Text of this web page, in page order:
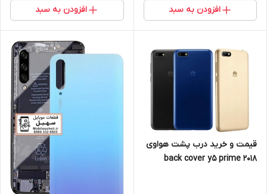
افزودن به سبد افزودن به سبد
قیمت و خرید درب پشت هواوی
back cover y5 prime 2018